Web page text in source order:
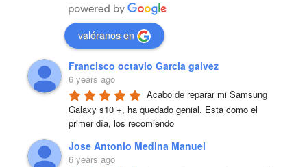
valóranos en
Francisco octavio Garcia galvez
6 years ago
Acabo de reparar mi Samsung
Galaxy s10 +, ha quedado genial. Esta como el
primer día, los recomiendo
Jose Antonio Medina Manuel
6 years ago